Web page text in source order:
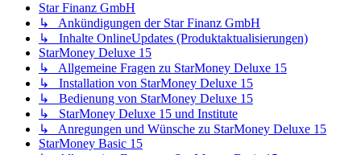
Star Finanz GmbH
↳ Ankündigungen der Star Finanz GmbH
↳ Inhalte OnlineUpdates (Produktaktualisierungen)
StarMoney Deluxe 15
↳ Allgemeine Fragen zu StarMoney Deluxe 15
↳ Installation von StarMoney Deluxe 15
↳ Bedienung von StarMoney Deluxe 15
↳ StarMoney Deluxe 15 und Institute
↳ Anregungen und Wünsche zu StarMoney Deluxe 15
StarMoney Basic 15